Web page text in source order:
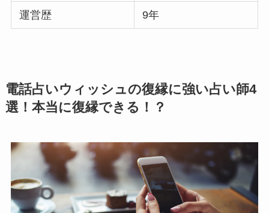
運営歴 9年
電話占いウィッシュの復縁に強い占い師4
選！本当に復縁できる！？